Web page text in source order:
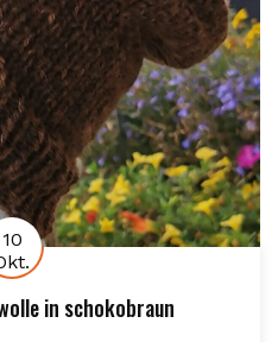
10
in schokobraun